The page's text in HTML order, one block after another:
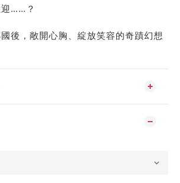
迎……？
後，敞開心胸、綻放笑容的奇蹟幻想